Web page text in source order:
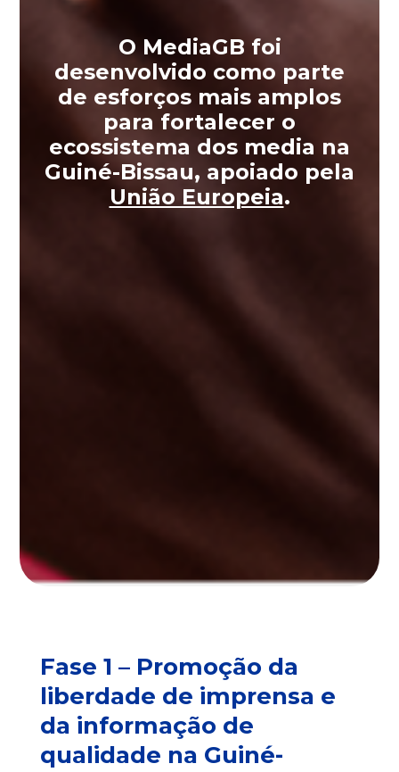
O MediaGB foi
desenvolvido como parte
de esforços mais amplos
para fortalecer o
ecossistema dos media na
Guiné-Bissau, apoiado pela
União Europeia.
Fase 1 – Promoção da
liberdade de imprensa e
da informação de
qualidade na Guiné-